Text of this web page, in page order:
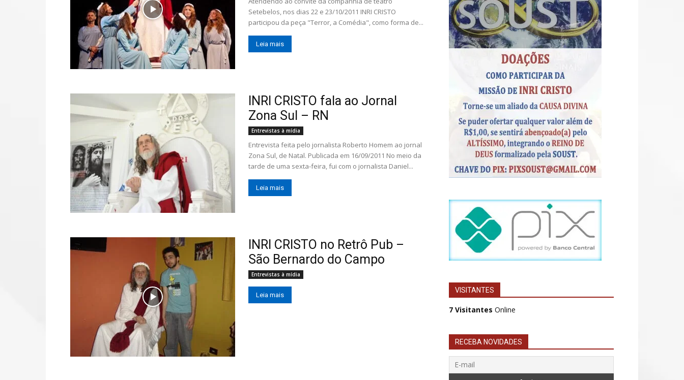
Setebelos, nos dias 22 e 23/10/2011 INRI CRISTO
participou da peça "Terror, a Comédia", como forma de...
Leia mais
INRI CRISTO fala ao Jornal
Zona Sul – RN
Entrevistas à mídia
Entrevista feita pelo jornalista Roberto Homem ao jornal
Zona Sul, de Natal. Publicada em 16/09/2011 No meio da
tarde de uma sexta-feira, fui com o jornalista Daniel...
Leia mais
INRI CRISTO no Retrô Pub –
São Bernardo do Campo
Entrevistas à mídia
Leia mais
VISITANTES
7 Visitantes Online
RECEBA NOVIDADES